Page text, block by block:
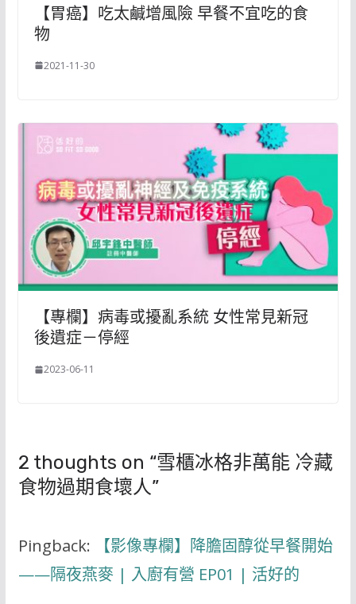
【胃癌】吃太鹹增風險 早餐不宜吃的食
物
2021-11-30
【專欄】病毒或擾亂系統 女性常見新冠
後遺症－停經
2023-06-11
2 thoughts on “雪櫃冰格非萬能 冷藏
食物過期食壞人”
Pingback:
【影像專欄】降膽固醇從早餐開始
——隔夜燕麥 | 入廚有營 EP01 | 活好的